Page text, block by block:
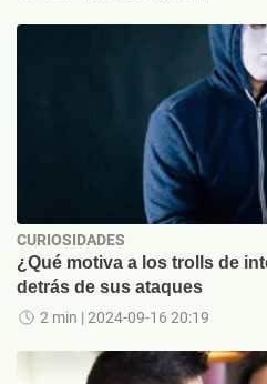
CURIOSIDADES
¿Qué motiva a los trolls de
detrás de sus ataques
2 min | 2024-09-16 20:19